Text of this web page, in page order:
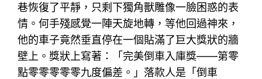
巷恢復了平靜，只剩下獨角獸雕像一臉困惑的表
情。何手殘感覺一陣天旋地轉，等他回過神來，
他的車子竟然垂直停在一個貼滿了巨大獎狀的牆
壁上。獎狀上寫著：「完美倒車入庫獎——第零
點零零零零零九度偏差。」落款人是「倒車